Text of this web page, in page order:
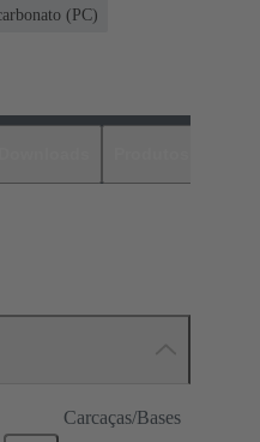
(PC)
Carcaças/Bases